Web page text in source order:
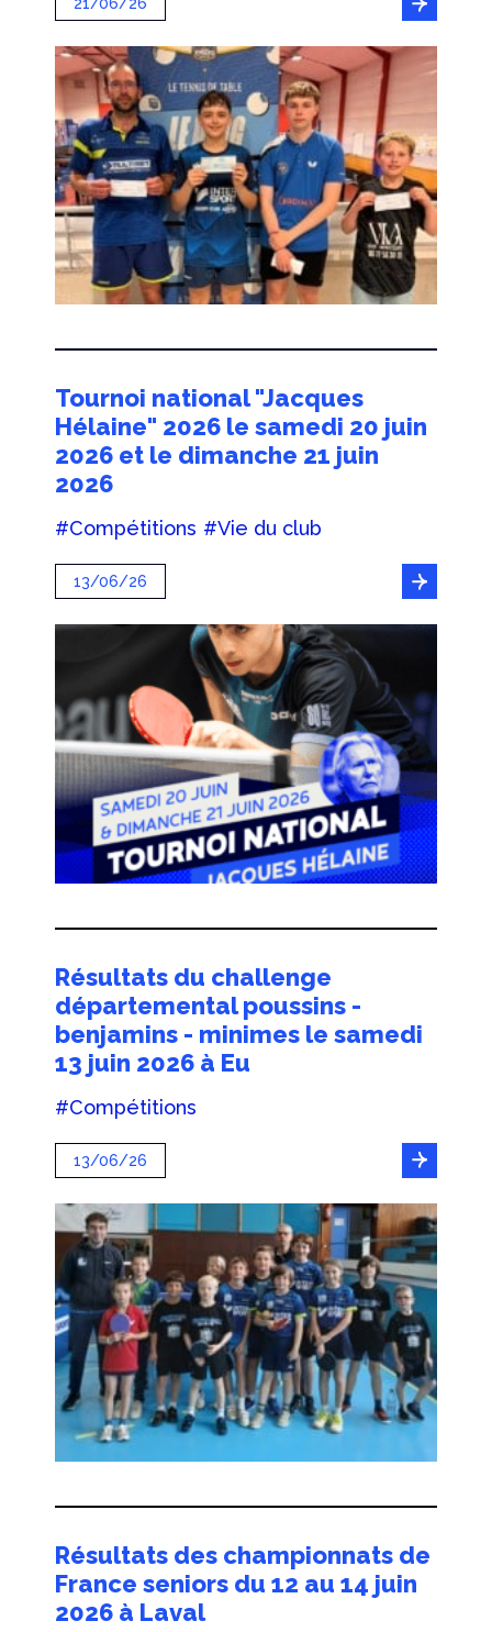
21/06/26
Tournoi national "Jacques
Hélaine" 2026 le samedi 20 juin
2026 et le dimanche 21 juin
2026
#Compétitions #Vie du club
13/06/26
Résultats du challenge
départemental poussins -
benjamins - minimes le samedi
13 juin 2026 à Eu
#Compétitions
13/06/26
Résultats des championnats de
France seniors du 12 au 14 juin
2026 à Laval